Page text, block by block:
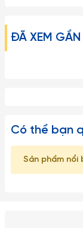
ĐÃ XEM
Có thể bạn
Sản phẩm nổi